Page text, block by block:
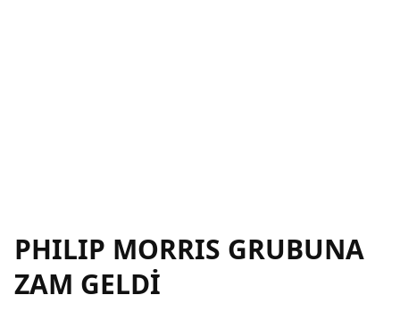
PHILIP MORRIS GRUBUNA
ZAM GELDİ